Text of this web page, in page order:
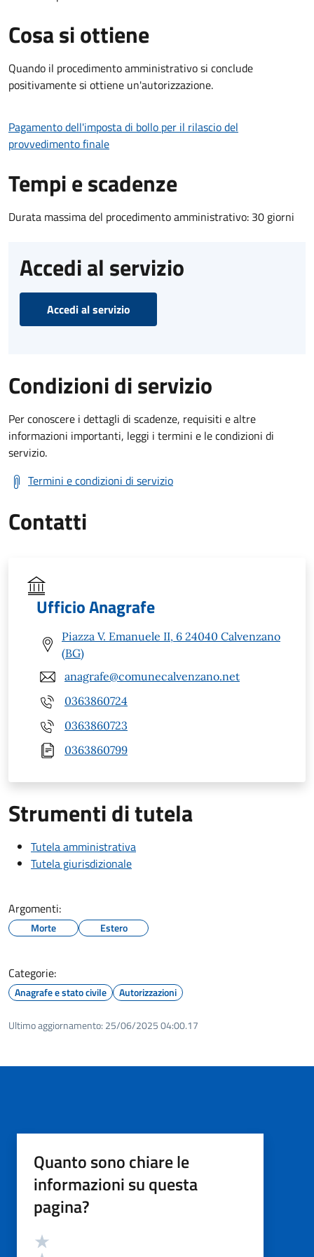
Cosa si ottiene
Quando il procedimento amministrativo si conclude
positivamente si ottiene un'autorizzazione.
Pagamento dell'imposta di bollo per il rilascio del
provvedimento finale
Tempi e scadenze
Durata massima del procedimento amministrativo: 30 giorni
Accedi al servizio
Accedi al servizio
Condizioni di servizio
Per conoscere i dettagli di scadenze, requisiti e altre
informazioni importanti, leggi i termini e le condizioni di
servizio.
Termini e condizioni di servizio
Contatti
Ufficio Anagrafe
Piazza V. Emanuele II, 6 24040 Calvenzano
(BG)
anagrafe@comunecalvenzano.net
0363860724
0363860723
0363860799
Strumenti di tutela
Tutela amministrativa
Tutela giurisdizionale
Argomenti:
Morte Estero
Categorie:
Anagrafe e stato civile Autorizzazioni
Ultimo aggiornamento: 25/06/2025 04:00.17
Quanto sono chiare le
informazioni su questa
pagina?
Valutazione